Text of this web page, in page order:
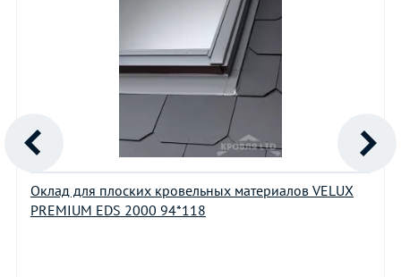
Оклад для плоских кровельных материалов VELUX
PREMIUM EDS 2000 94*118